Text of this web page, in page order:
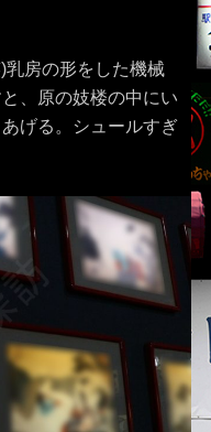
乳房の形をした機械
、原の妓楼の中にい
げる。シュールすぎ